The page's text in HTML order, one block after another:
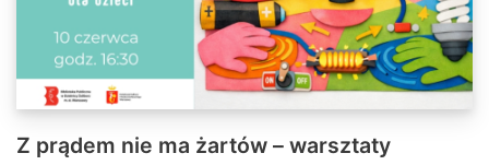
Z prądem nie ma żartów – warsztaty